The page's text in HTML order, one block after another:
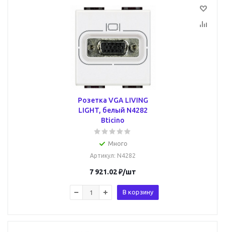
Розетка VGA LIVING
LIGHT, белый N4282
Bticino
Много
Артикул: N4282
7 921.02₽/шт
В корзину